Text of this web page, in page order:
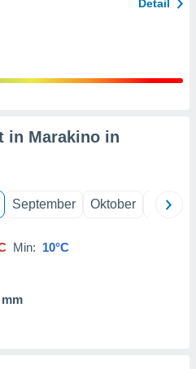
Detail
in Marakino in
September Oktober
Min: 10°C